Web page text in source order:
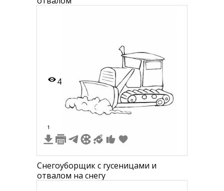
4
1
Снегоуборщик с гусеницами и
отвалом на снегу